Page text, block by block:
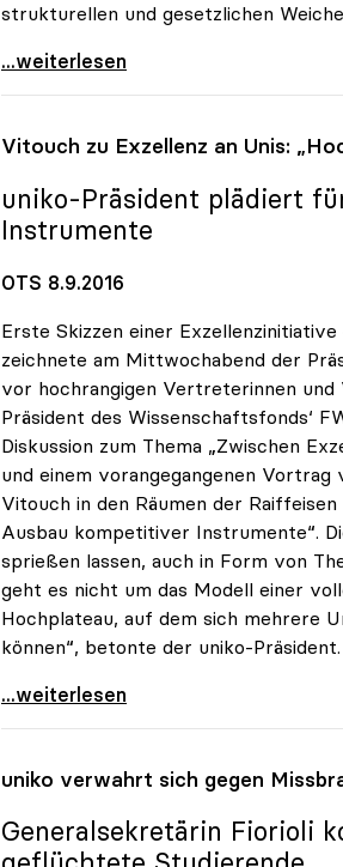
strukturellen und gesetzlichen
uniko zu THE-Ranking: „Bei Status
...weiterlesen
Vitouch zu Exzellenz an Unis:
uniko-Präsident plädiert
Instrumente
OTS 8.9.2016
Erste Skizzen einer
zeichnete am Mittwochabend der
vor hochrangigen Vertreterinnen
Präsident des Wissenschaftsfonds‘
Diskussion zum Thema „Zwischen
und einem vorangegangenen
Vitouch in den Räumen der
Ausbau kompetitiver Instrumente“.
sprießen lassen, auch in Form von
geht es nicht um das Modell einer
Hochplateau, auf dem sich mehrere
können“, betonte der uniko-Präsident.
Vitouch zu Exzellenz an Unis:
...weiterlesen
uniko verwahrt sich gegen
Generalsekretärin Fiorioli